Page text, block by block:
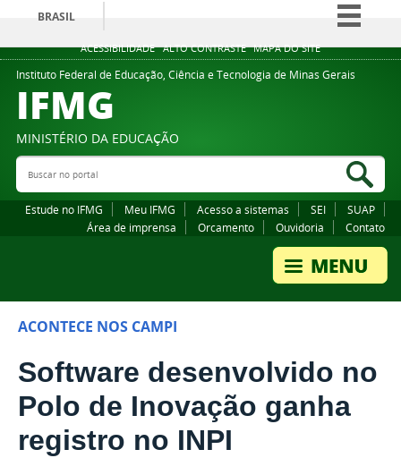
ACESSIBILIDADE ALTO CONTRASTE MAPA DO SITE
BRASIL
Simplifique!
Comunica BR
Legislação
Instituto Federal de Educação, Ciência e Tecnologia de Minas Gerais
IFMG
MINISTÉRIO DA EDUCAÇÃO
Buscar no portal
Estude no IFMG Meu IFMG Acesso a sistemas SEI
SUAP
Área de imprensa
Orcamento Ouvidoria Contato
ACONTECE NOS CAMPI
Software desenvolvido no
Polo de Inovação ganha
registro no INPI